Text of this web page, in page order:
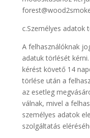
c.Személyes adatok
A felhasználóknak
adatuk törlését
kérést követő 14
törlése után a
az esetleg
válnak, mivel a
személyes adatok
szolgáltatás